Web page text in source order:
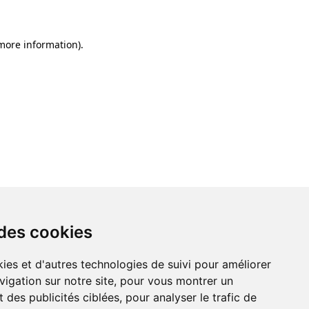
cookies
et d'autres technologies de suivi pour améliorer
sur notre site, pour vous montrer un
des publicités ciblées, pour analyser le trafic de
information).